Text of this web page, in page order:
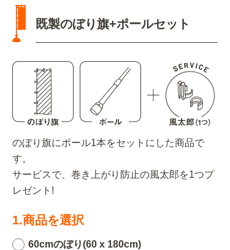
既製のぼり旗+ポールセット
のぼり旗にポール1本をセットにした商品で
す。
サービスで、巻き上がり防止の風太郎を1つプ
レゼント!
1.商品を選択
60cmのぼり(60 x 180cm)